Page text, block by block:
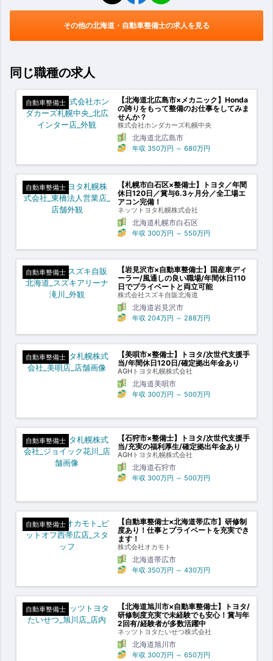
その他の北海道・自動車整備士の求人を見る
同じ職種の求人
自動車整備士
【北海道北広島市×メカニック】Honda
の誇りをもって整備のお仕事をしてみま
せんか？
株式会社ホンダカーズ札幌中央
北海道北広島市
年収 350万円 ～ 680万円
自動車整備士
【札幌市白石区×整備士】トヨタ／年間
休日120日／賞与6.3ヶ月分／全工場エ
アコン完備！
ネッツトヨタ札幌株式会社
北海道札幌市白石区
年収 300万円 ～ 550万円
自動車整備士
【岩見沢市×自動車整備士】国産車ディ
ーラー/風通しの良い職場/年間休日110
日でプライベートと両立可能
株式会社スズキ自販北海道
北海道岩見沢市
年収 204万円 ～ 288万円
自動車整備士
【美唄市×整備士】トヨタ/次世代支援手
当/年間休日120日/確定拠出年金あり
AGHトヨタ札幌株式会社
北海道美唄市
年収 300万円 ～ 500万円
自動車整備士
【石狩市×整備士】トヨタ/次世代支援手
当/充実の福利厚生/確定拠出年金あり
AGHトヨタ札幌株式会社
北海道石狩市
年収 300万円 ～ 500万円
自動車整備士
【自動車整備士×北海道帯広市】研修制
度あり！仕事とプライベートを充実でき
ます！
株式会社オカモト
北海道帯広市
年収 350万円 ～ 430万円
自動車整備士
【北海道旭川市×自動車整備士】トヨタ/
研修制度充実で未経験でも安心！賞与年
2回有/経験者が多数活躍中
ネッツトヨタたいせつ株式会社
北海道旭川市
年収 300万円 ～ 650万円